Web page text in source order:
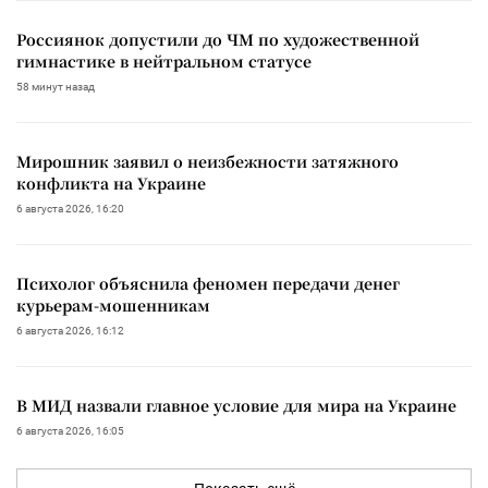
Россиянок допустили до ЧМ по художественной
гимнастике в нейтральном статусе
58 минут назад
Мирошник заявил о неизбежности затяжного
конфликта на Украине
6 августа 2026, 16:20
Психолог объяснила феномен передачи денег
курьерам-мошенникам
6 августа 2026, 16:12
В МИД назвали главное условие для мира на Украине
6 августа 2026, 16:05